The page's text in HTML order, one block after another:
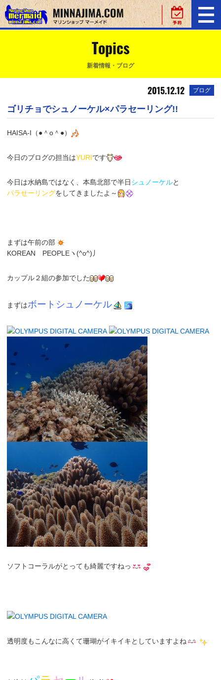
Topics
新着情報・ブログ
2015.12.12 ブログ
ゴリチョでシュノーケル×パラセーリング!!
HAISA-I（●＾o＾●）
今日のブログの担当はYURIです
今日は水納島ではなく、 本島北部で半日シュノーケルと
パラせーリングをしてきましたよ～
まずは午前の部
KOREAN PEOPLE ヽ(^o^)丿
カップル２組の参加でした
まずはボートシュノーケル
ソフトコーラルがとっても綺麗ですねっ
透明度もこんなに高くて珊瑚がイキイキとしていますよね